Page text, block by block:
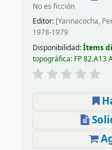
No es ficción
Editor: [Yarinacocha,
1978-1979
Disponibilidad:Ítems
topográfica: FP 82.A13